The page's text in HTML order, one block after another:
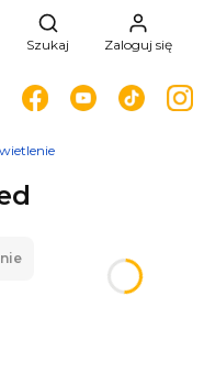
Otwórz wyszukiwarkę
Szukaj Zaloguj się